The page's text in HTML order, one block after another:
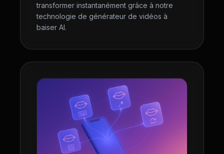
transformer instantanément grâce à notre
technologie de générateur de vidéos à
baiser AI.